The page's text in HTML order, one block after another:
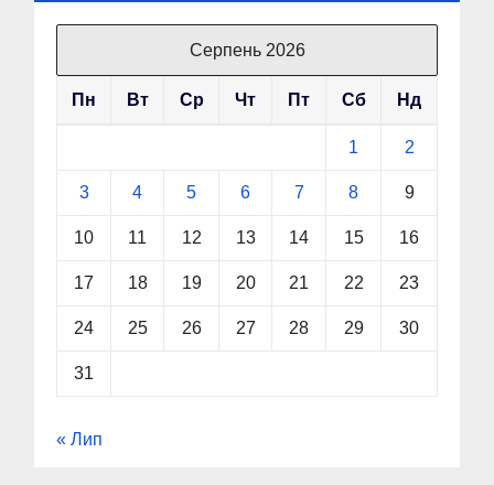
Серпень 2026
Пн Вт Ср Чт Пт Сб Нд
1 2
3 4 5 6 7 8 9
10 11 12 13 14 15 16
17 18 19 20 21 22 23
24 25 26 27 28 29 30
31
« Лип